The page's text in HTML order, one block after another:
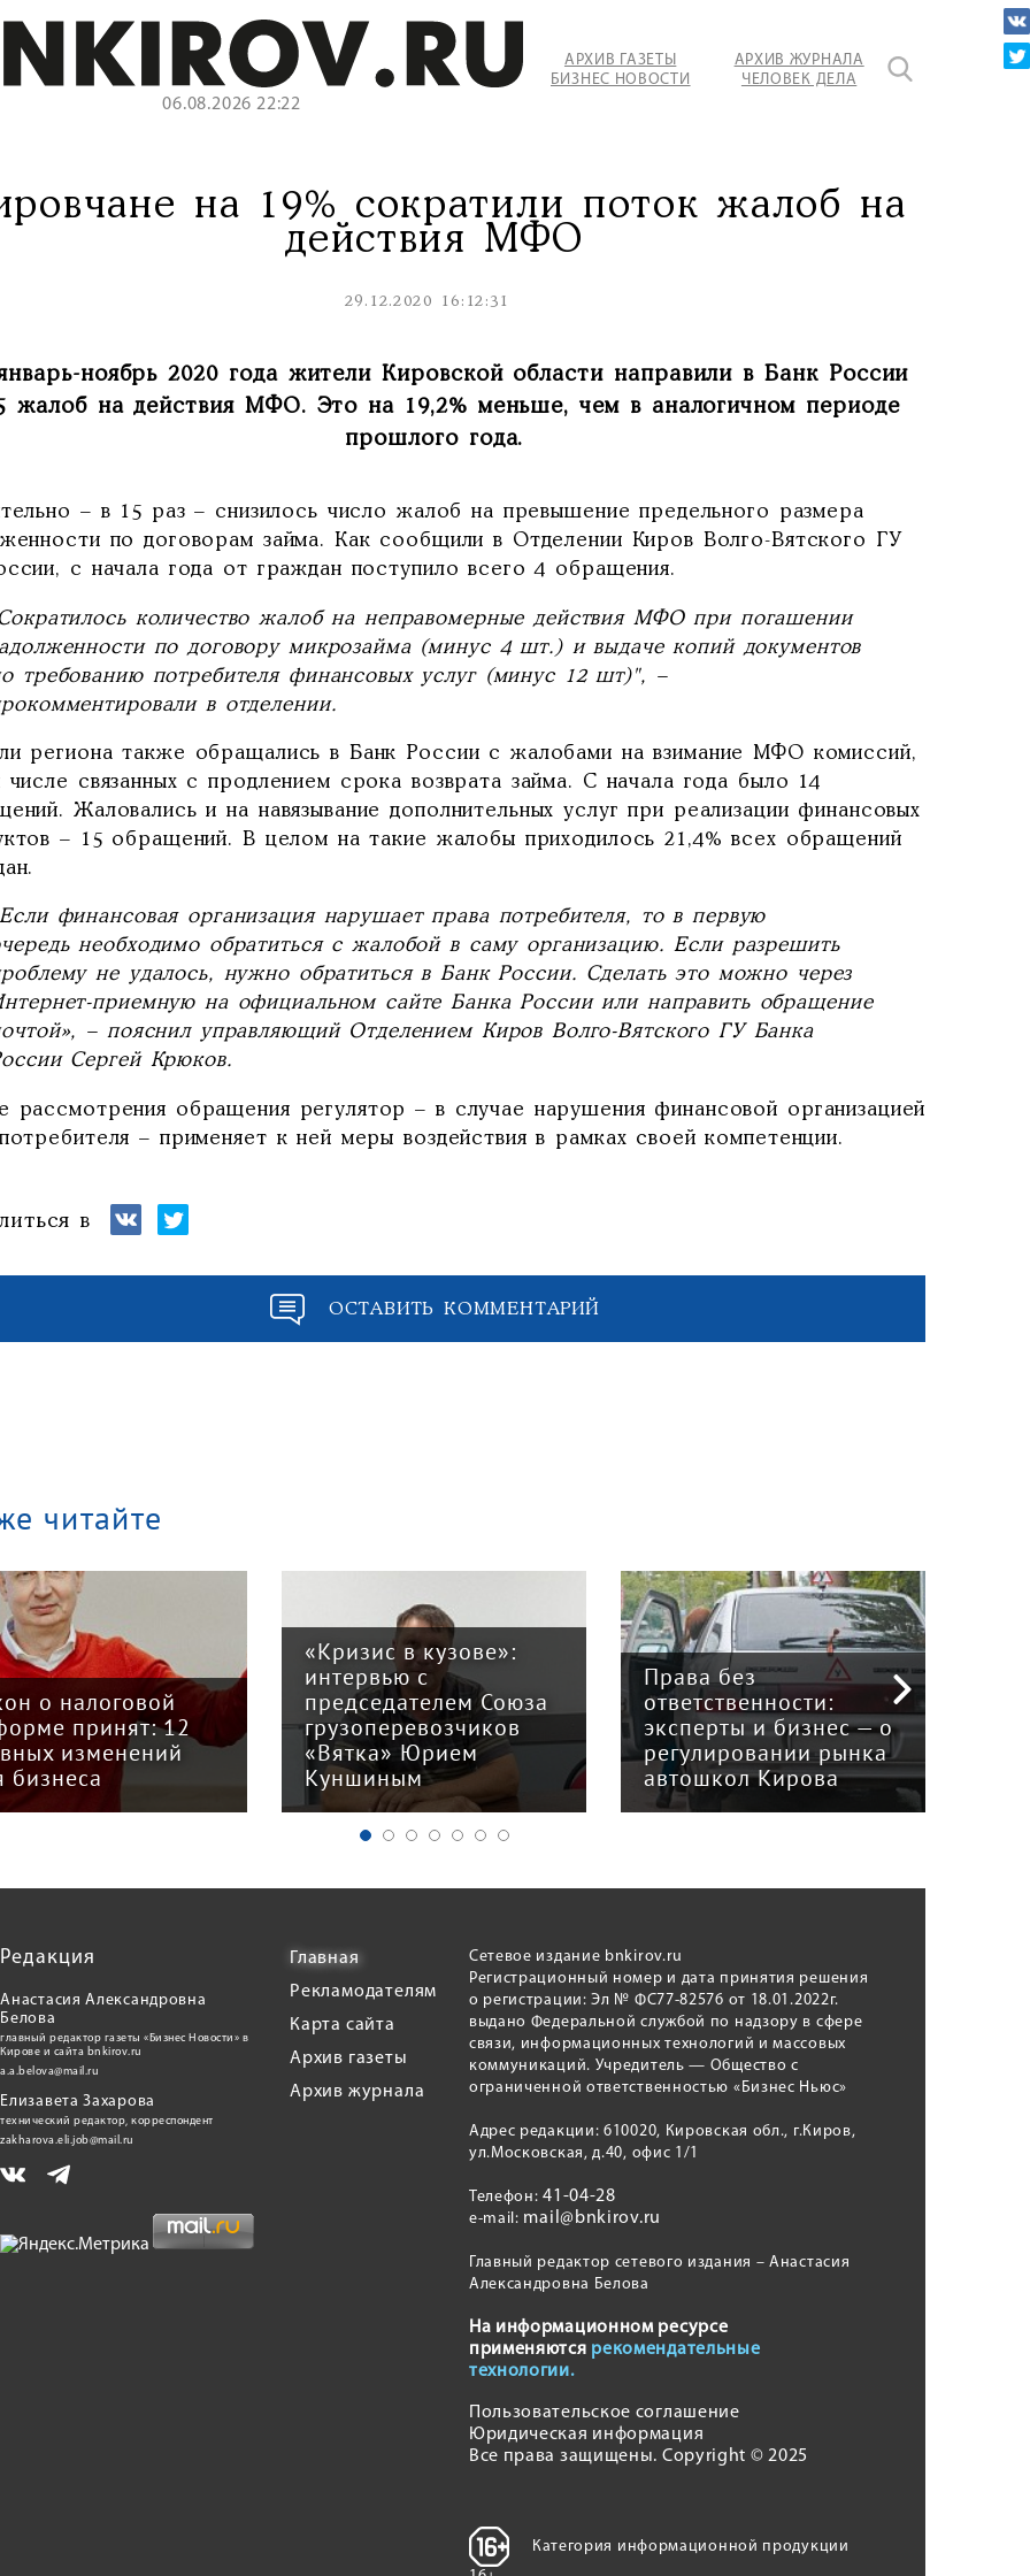
06.08.2026 22:22
АРХИВ ГАЗЕТЫ
БИЗНЕС НОВОСТИ
АРХИВ ЖУРНАЛА
ЧЕЛОВЕК ДЕЛА
на 19% сократили поток жалоб на
действия МФО
29.12.2020 16:12:31
ноябрь 2020 года жители Кировской области направили в Банк России
жалоб на действия МФО. Это на 19,2% меньше, чем в аналогичном периоде
прошлого года.
– в 15 раз – снизилось число жалоб на превышение предельного размера
по договорам займа. Как сообщили в Отделении Киров Волго-Вятского ГУ
с начала года от граждан поступило всего 4 обращения.
количество жалоб на неправомерные действия МФО при погашении
по договору микрозайма (минус 4 шт.) и выдаче копий документов
требованию потребителя финансовых услуг (минус 12 шт)", –
в отделении.
региона также обращались в Банк России с жалобами на взимание МФО комиссий,
числе связанных с продлением срока возврата займа. С начала года было 14
Жаловались и на навязывание дополнительных услуг при реализации финансовых
– 15 обращений. В целом на такие жалобы приходилось 21,4% всех обращений
финансовая организация нарушает права потребителя, то в первую
необходимо обратиться с жалобой в саму организацию. Если разрешить
не удалось, нужно обратиться в Банк России. Сделать это можно через
приемную на официальном сайте Банка Россииили направить обращение
– пояснил управляющий Отделением Киров Волго-Вятского ГУ Банка
Сергей Крюков.
рассмотрения обращения регулятор – в случае нарушения финансовой организацией
– применяет к ней меры воздействия в рамках своей компетенции.
в
ОСТАВИТЬ КОММЕНТАРИЙ
читайте
о налоговой
принят: 12
изменений
бизнеса
«Кризис в кузове»:
интервью с
председателем Союза
грузоперевозчиков
«Вятка» Юрием
Куншиным
Права без
ответственности:
эксперты и бизнес — о
регулировании рынка
автошкол Кирова
Редакция
Анастасия Александровна
Белова
главный редактор газеты «Бизнес Новости» в
Кирове и сайта bnkirov.ru
a.a.belova@mail.ru
Елизавета Захарова
технический редактор, корреспондент
zakharova.eli.job@mail.ru
Главная
Рекламодателям
Карта сайта
Архив газеты
Архив журнала
Сетевое издание bnkirov.ru
Регистрационный номер и дата принятия решения
о регистрации: Эл № ФС77-82576 от 18.01.2022г.
выдано Федеральной службой по надзору в сфере
связи, информационных технологий и массовых
коммуникаций. Учредитель — Общество с
ограниченной ответственностью «Бизнес Ньюс»
Адрес редакции: 610020, Кировская обл., г.Киров,
ул.Московская, д.40, офис 1/1
Телефон:41-04-28
e-mail: mail@bnkirov.ru
Главный редактор сетевого издания – Анастасия
Александровна Белова
На информационном ресурсе
применяются рекомендательные
технологии.
Пользовательское соглашение
Юридическая информация
Все права защищены. Copyright © 2025
Категория информационной продукции